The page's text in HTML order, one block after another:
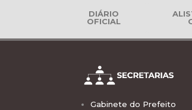
DIÁRIO
OFICIAL
Gabinete do Prefeito